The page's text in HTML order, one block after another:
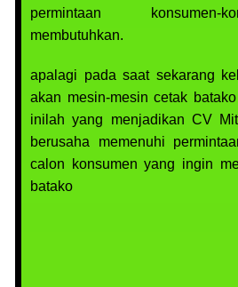
permintaan konsumen-
membutuhkan.
apalagi pada saat sekarang
akan mesin-mesin cetak
inilah yang menjadikan CV
berusaha memenuhi
calon konsumen yang ingin
batako